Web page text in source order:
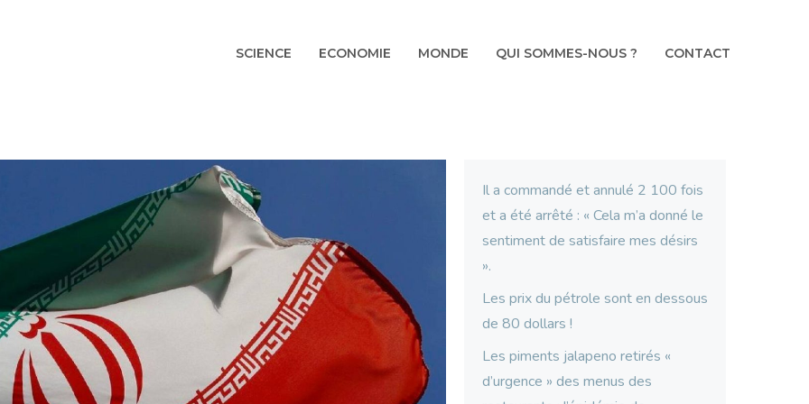
SCIENCE ECONOMIE MONDE QUI SOMMES-NOUS ? CONTACT
Il a commandé et annulé 2 100 fois
et a été arrêté : « Cela m’a donné le
sentiment de satisfaire mes désirs
».
Les prix du pétrole sont en dessous
de 80 dollars !
Les piments jalapeno retirés «
d’urgence » des menus des